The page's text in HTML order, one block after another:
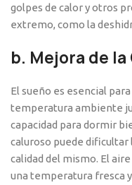
golpes de calor y otros
extremo, como la
b. Mejora de
El sueño es esencial
temperatura ambiente
capacidad para dormir
caluroso puede dificultar
calidad del mismo. El
una temperatura fresca